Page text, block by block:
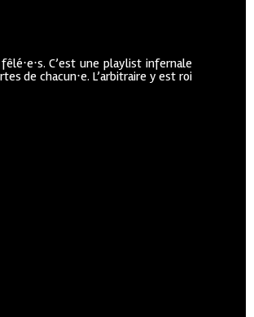
C’est une playlist infernale
de chacun⋅e. L’arbitraire y est roi